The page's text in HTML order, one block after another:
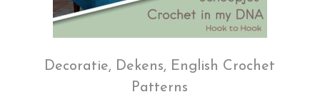
Decoratie, Dekens, English Crochet
Patterns